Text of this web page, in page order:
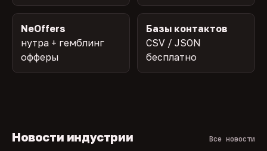
NeOffers
нутра + гемблинг
офферы
Базы контактов
CSV / JSON
бесплатно
Новости индустрии Все новости